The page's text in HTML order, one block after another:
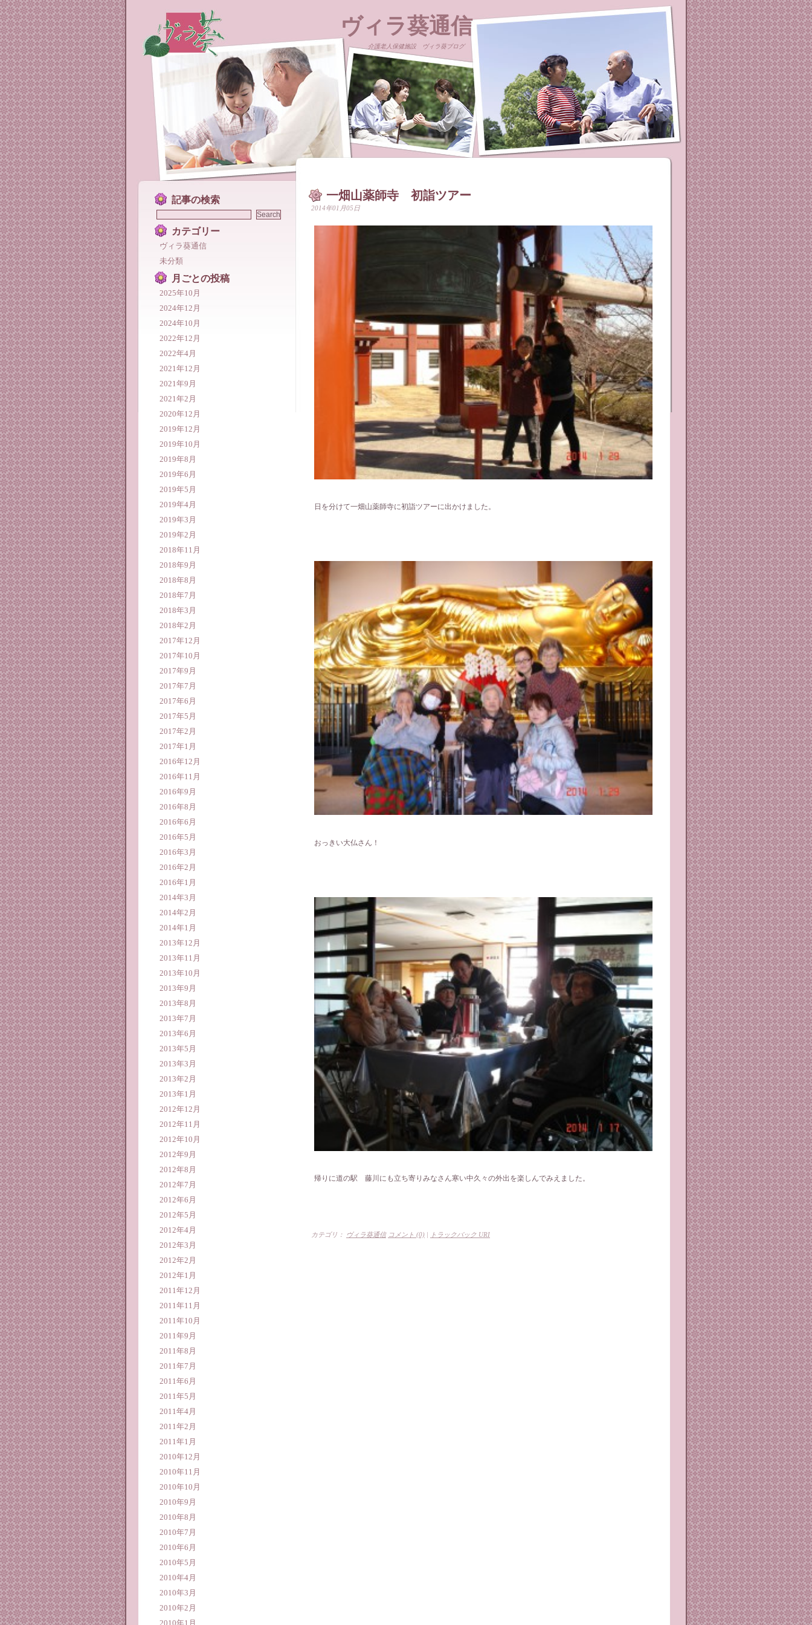
ヴィラ葵通信
介護老人保健施設 ヴィラ葵ブログ
一畑山薬師寺 初詣ツアー
2014年01月05日
日を分けて一畑山薬師寺に初詣ツアーに出かけました。
おっきい大仏さん！
帰りに道の駅 藤川にも立ち寄りみなさん寒い中久々の外出を楽しんでみえました。
カテゴリ： ヴィラ葵通信 コメント (0) トラックバック URI
記事の検索
カテゴリー
ヴィラ葵通信
未分類
月ごとの投稿
2025年10月
2024年12月
2024年10月
2022年12月
2022年4月
2021年12月
2021年9月
2021年2月
2020年12月
2019年12月
2019年10月
2019年8月
2019年6月
2019年5月
2019年4月
2019年3月
2019年2月
2018年11月
2018年9月
2018年8月
2018年7月
2018年3月
2018年2月
2017年12月
2017年10月
2017年9月
2017年7月
2017年6月
2017年5月
2017年2月
2017年1月
2016年12月
2016年11月
2016年9月
2016年8月
2016年6月
2016年5月
2016年3月
2016年2月
2016年1月
2014年3月
2014年2月
2014年1月
2013年12月
2013年11月
2013年10月
2013年9月
2013年8月
2013年7月
2013年6月
2013年5月
2013年3月
2013年2月
2013年1月
2012年12月
2012年11月
2012年10月
2012年9月
2012年8月
2012年7月
2012年6月
2012年5月
2012年4月
2012年3月
2012年2月
2012年1月
2011年12月
2011年11月
2011年10月
2011年9月
2011年8月
2011年7月
2011年6月
2011年5月
2011年4月
2011年2月
2011年1月
2010年12月
2010年11月
2010年10月
2010年9月
2010年8月
2010年7月
2010年6月
2010年5月
2010年4月
2010年3月
2010年2月
2010年1月